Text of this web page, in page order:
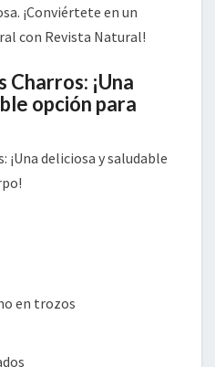
¡Conviértete en un
con Revista Natural!
¡Una
opción para
¡Una deliciosa y saludable
en trozos